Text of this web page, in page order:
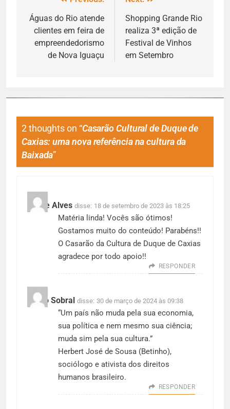
Águas do Rio atende
clientes em feira de
empreendedorismo
de Nova Iguaçu
Shopping Grande Rio
realiza 3ª edição de
Festival de Vinhos
em Setembro
2 thoughts on “Casarão Cultural de Duque de
Caxias: uma nova referência na cultura da
Baixada”
Dayse Alves disse: 18 de setembro de 2023 às 18:25
Matéria linda! Vocês são ótimos!
Gostamos muito do conteúdo! Parabéns!!
O Casarão da Cultura de Duque de Caxias
agradece por todo apoio!!
RESPONDER
Lauro Sobral disse: 30 de março de 2024 às 09:38
“Um país não muda pela sua economia,
sua política e nem mesmo sua ciência;
muda sim pela sua cultura.”
Herbert José de Sousa (Betinho),
sociólogo e ativista dos direitos
humanos brasileiro.
RESPONDER